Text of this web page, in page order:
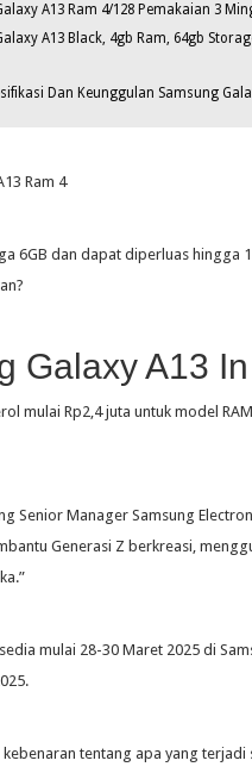
A13 Ram 4/128 Pemakaian 3
A13 Black, 4gb Ram, 64gb
Dan Keunggulan Samsung
6GB dan dapat diperluas hingga
Galaxy A13
mulai Rp2,4 juta untuk model
Senior Manager Samsung
Generasi Z berkreasi,
mulai 28-30 Maret 2025 di
tentang apa yang